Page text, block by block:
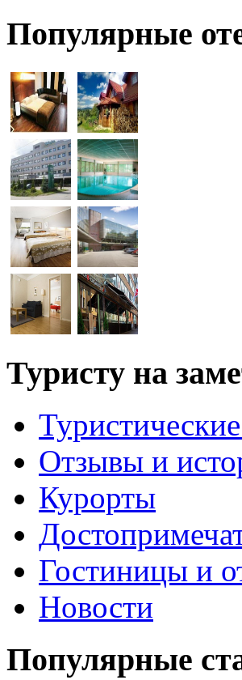
Популярные
Туристу на
Отзывы и
Курорты
Гостиницы и
Новости
Популярные